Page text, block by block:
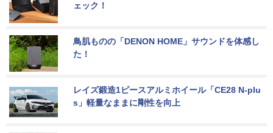
ェック！
鳥肌ものの「DENON HOME」サウンドを体感し
た！
レイズ鍛造1ピースアルミホイール「CE28 N-plu
s」軽量なままに剛性を向上